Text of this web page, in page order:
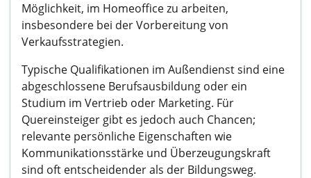
Möglichkeit, im Homeoffice zu arbeiten,
insbesondere bei der Vorbereitung von
Verkaufsstrategien.
Typische Qualifikationen im Außendienst sind eine
abgeschlossene Berufsausbildung oder ein
Studium im Vertrieb oder Marketing. Für
Quereinsteiger gibt es jedoch auch Chancen;
relevante persönliche Eigenschaften wie
Kommunikationsstärke und Überzeugungskraft
sind oft entscheidender als der Bildungsweg.